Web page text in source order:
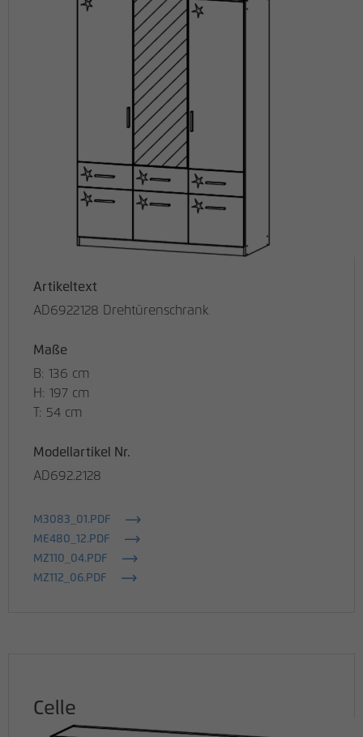
Artikeltext
AD6922128 Drehtürenschrank
Maße
B: 136 cm
H: 197 cm
T: 54 cm
Modellartikel Nr.
AD692.2128
M3083_01.PDF
ME480_12.PDF
MZ110_04.PDF
MZ112_06.PDF
Celle